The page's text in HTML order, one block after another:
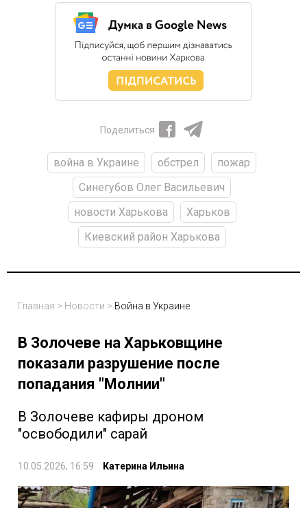
Поделиться
война в Украине обстрел
пожар
Синегубов Олег Васильевич
новости Харькова
Харьков
Киевский район Харькова
Главная > Новости > Война в Украине
В Золочеве на Харьковщине
показали разрушение после
попадания "Молнии"
В Золочеве кафиры дроном
"освободили" сарай
10.05.2026, 16:59 Катерина Ильина